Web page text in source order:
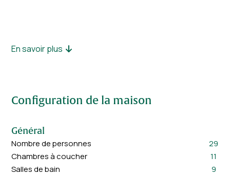
Vous êtes avec plus de personnes? Dolce Villa est une villa
possibilités.
En savoir plus
Configuration de la maison
Général
Nombre de personnes
29
Chambres à coucher
11
Salles de bain
9